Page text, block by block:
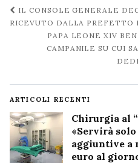
Navigazione
post
IL CONSOLE GENERALE
RICEVUTO DALLA PREFETTO
PAPA LEONE XIV
CAMPANILE SU CUI
ARTICOLI RECENTI
Chirurgia al
«Servirà
aggiuntive a
euro al